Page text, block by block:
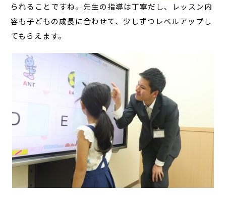
られることですね。先生の指導は丁寧だし、レッスン内
容も子どもの成長に合わせて、少しずつレベルアップし
てもらえます。